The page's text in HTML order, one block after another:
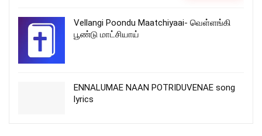
Vellangi Poondu Maatchiyaai- வெள்ளங்கி
பூண்டு மாட்சியாய்
ENNALUMAE NAAN POTRIDUVENAE song
lyrics